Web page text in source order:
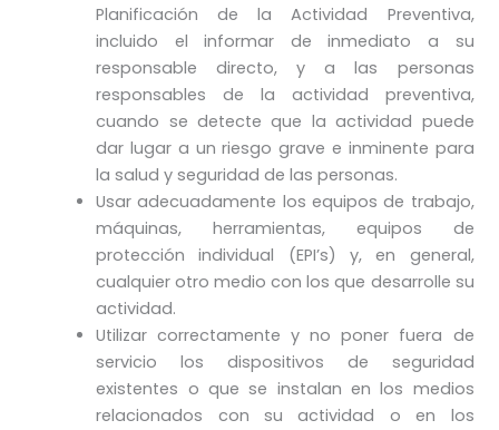
Planificación de la Actividad Preventiva,
incluido el informar de inmediato a su
responsable directo, y a las personas
responsables de la actividad preventiva,
cuando se detecte que la actividad puede
dar lugar a un riesgo grave e inminente para
la salud y seguridad de las personas.
Usar adecuadamente los equipos de trabajo,
máquinas, herramientas, equipos de
protección individual (EPI’s) y, en general,
cualquier otro medio con los que desarrolle su
actividad.
Utilizar correctamente y no poner fuera de
servicio los dispositivos de seguridad
existentes o que se instalan en los medios
relacionados con su actividad o en los